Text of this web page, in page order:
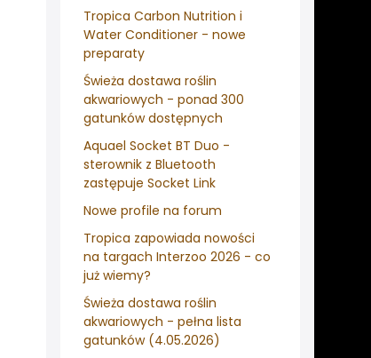
Tropica Carbon Nutrition i
Water Conditioner - nowe
preparaty
Świeża dostawa roślin
akwariowych - ponad 300
gatunków dostępnych
Aquael Socket BT Duo -
sterownik z Bluetooth
zastępuje Socket Link
Nowe profile na forum
Tropica zapowiada nowości
na targach Interzoo 2026 - co
już wiemy?
Świeża dostawa roślin
akwariowych - pełna lista
gatunków (4.05.2026)